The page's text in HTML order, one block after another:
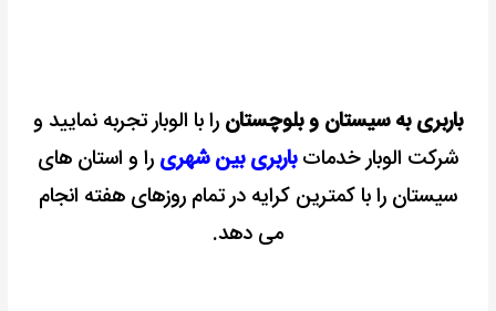
باربری به سیستان و بلوچستان را با الوبار تجربه نمایید و
شرکت الوبار خدماتباربری بین شهری را و استان های
سیستان را با کمترین کرایه در تمام روزهای هفته انجام
می دهد.